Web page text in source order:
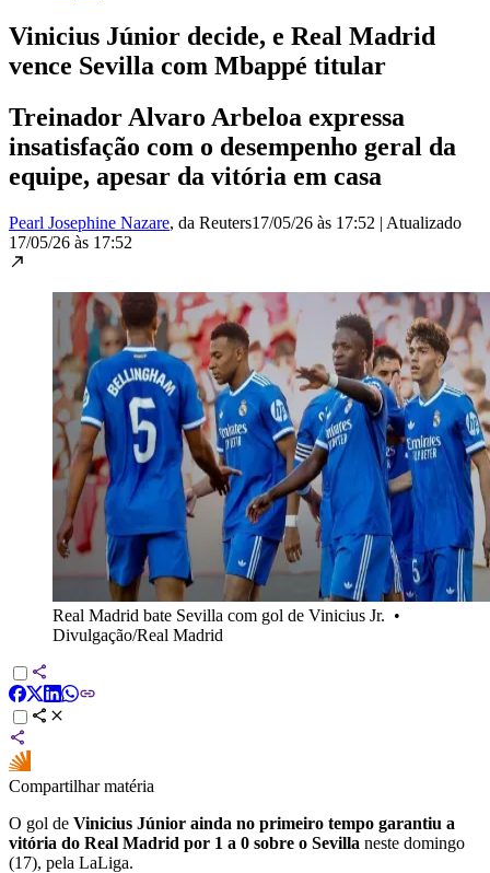
Vinicius Júnior decide, e Real Madrid
vence Sevilla com Mbappé titular
Treinador Alvaro Arbeloa expressa
insatisfação com o desempenho geral da
equipe, apesar da vitória em casa
Pearl Josephine Nazare, da Reuters17/05/26 às 17:52 | Atualizado
17/05/26 às 17:52
Real Madrid bate Sevilla com gol de Vinicius Jr. •
Divulgação/Real Madrid
Compartilhar matéria
O gol de Vinicius Júnior ainda no primeiro tempo garantiu a
vitória do Real Madrid por 1 a 0 sobre o Sevilla neste domingo
(17), pela LaLiga.